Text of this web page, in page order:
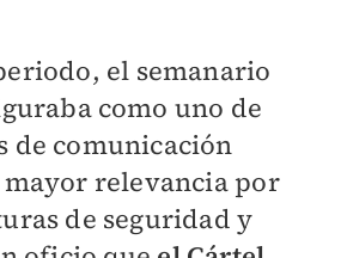
el semanario
como uno de
de comunicación
mayor relevancia por
de seguridad y